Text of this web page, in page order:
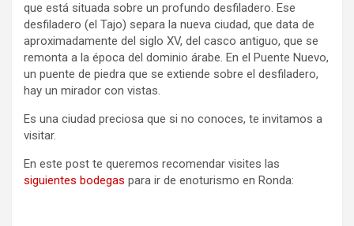
que está situada sobre un profundo desfiladero. Ese
desfiladero (el Tajo) separa la nueva ciudad, que data de
aproximadamente del siglo XV, del casco antiguo, que se
remonta a la época del dominio árabe. En el Puente Nuevo,
un puente de piedra que se extiende sobre el desfiladero,
hay un mirador con vistas.
Es una ciudad preciosa que si no conoces, te invitamos a
visitar.
En este post te queremos recomendar visites las
siguientes bodegas para ir de enoturismo en Ronda: